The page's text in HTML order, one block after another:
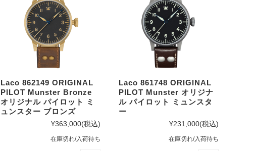
Laco 862149 ORIGINAL
PILOT Munster Bronze
オリジナル パイロット ミ
ュンスター ブロンズ
¥363,000(税込)
在庫切れ/入荷待ち
Laco 861748 ORIGINAL
PILOT Munster オリジナ
ル パイロット ミュンスタ
ー
¥231,000(税込)
在庫切れ/入荷待ち